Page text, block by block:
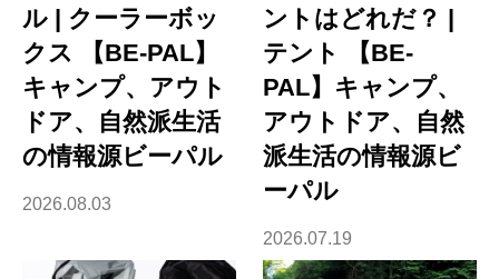
ル | クーラーボッ
クス 【BE-PAL】
キャンプ、アウト
ドア、自然派生活
の情報源ビーパル
2026.08.03
ントはどれだ？ |
テント 【BE-
PAL】キャンプ、
アウトドア、自然
派生活の情報源ビ
ーパル
2026.07.19